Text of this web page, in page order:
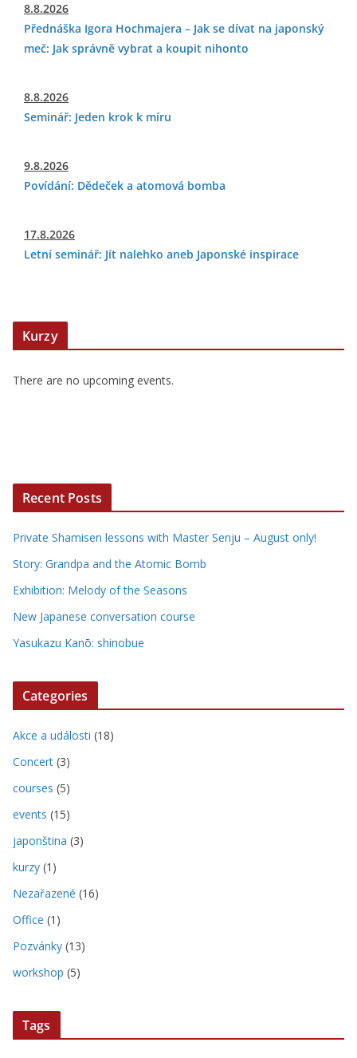
8.8.2026
Přednáška Igora Hochmajera – Jak se dívat na japonský
meč: Jak správně vybrat a koupit nihonto
8.8.2026
Seminář: Jeden krok k míru
9.8.2026
Povídání: Dědeček a atomová bomba
17.8.2026
Letní seminář: Jít nalehko aneb Japonské inspirace
Kurzy
There are no upcoming events.
Recent Posts
Private Shamisen lessons with Master Senju – August only!
Story: Grandpa and the Atomic Bomb
Exhibition: Melody of the Seasons
New Japanese conversation course
Yasukazu Kanō: shinobue
Categories
Akce a události (18)
Concert (3)
courses (5)
events (15)
japonština (3)
kurzy (1)
Nezařazené (16)
Office (1)
Pozvánky (13)
workshop (5)
Tags